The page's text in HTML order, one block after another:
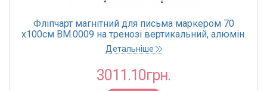
Фліпчарт магнітний для письма маркером 70
х100cм BM.0009 на тренозі вертикальний, алюмін.
рамка (1)
Детальніше
3011.10грн.